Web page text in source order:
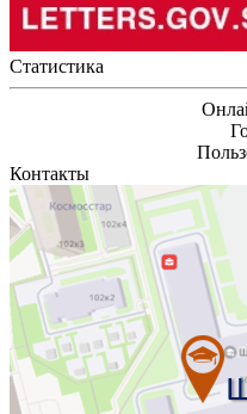
Статистика
Контакты